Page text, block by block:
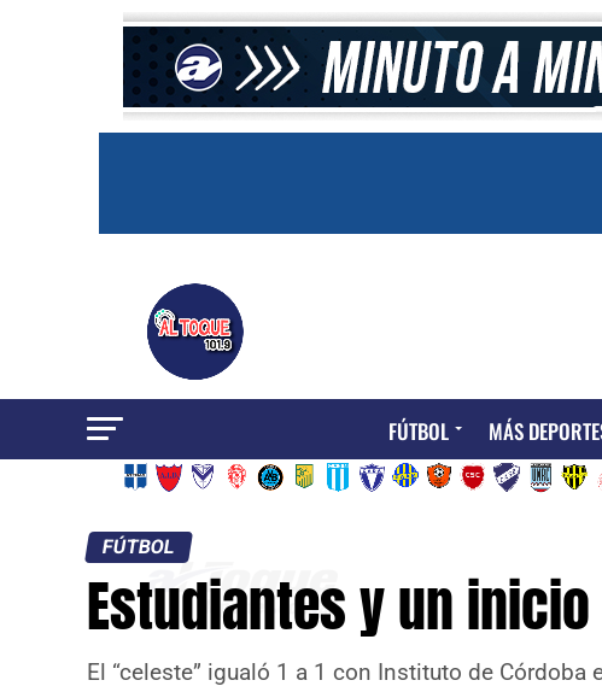
FÚTBOL MÁS
FÚTBOL
Estudiantes y un
El “celeste” igualó 1 a 1 con Instituto de